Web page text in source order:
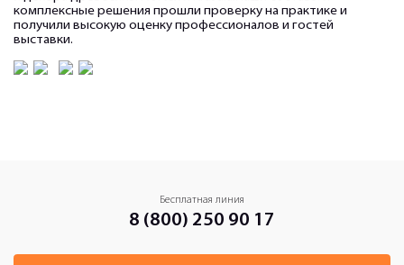
комплексные решения прошли проверку на практике и
получили высокую оценку профессионалов и гостей
выставки.
Бесплатная линия
8 (800) 250 90 17